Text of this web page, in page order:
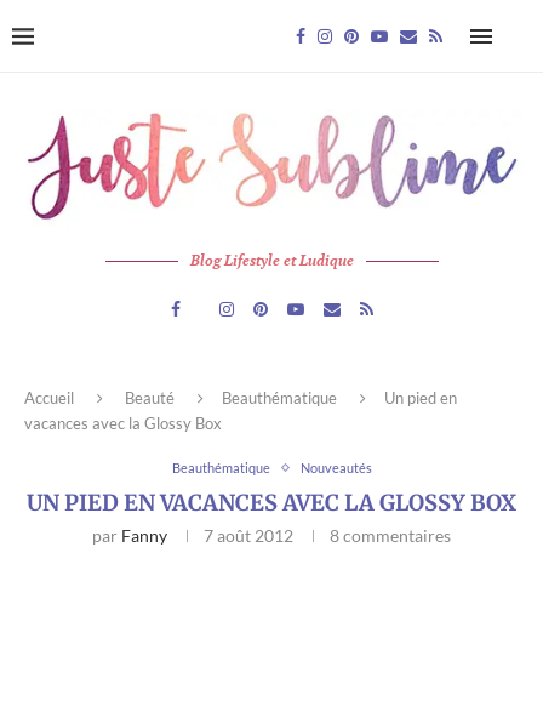
Blog Lifestyle et Ludique
Accueil Beauté Beauthématique
Un pied en
vacances avec la Glossy Box
Beauthématique Nouveautés
UN PIED EN VACANCES AVEC LA GLOSSY BOX
par Fanny 7 août 2012 8 commentaires